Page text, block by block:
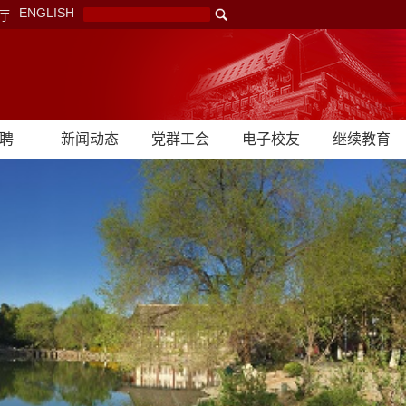
ENGLISH
新闻动态 党群工会 电子校友 继续教育